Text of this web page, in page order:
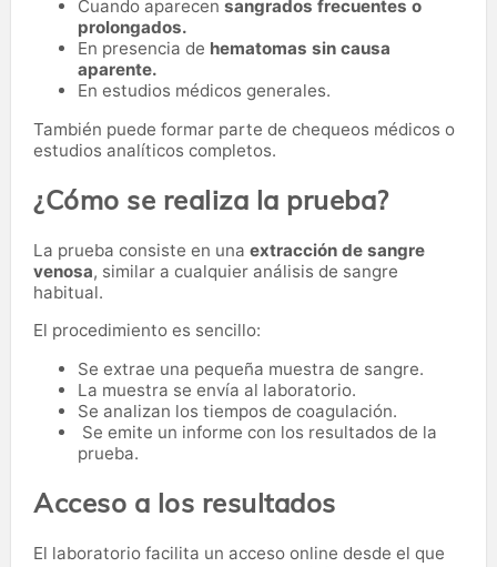
Cuando aparecen sangrados frecuentes o
prolongados.
En presencia de hematomas sin causa
aparente.
En estudios médicos generales.
También puede formar parte de chequeos médicos o
estudios analíticos completos.
¿Cómo se realiza la prueba?
La prueba consiste en una extracción de sangre
venosa, similar a cualquier análisis de sangre
habitual.
El procedimiento es sencillo:
Se extrae una pequeña muestra de sangre.
La muestra se envía al laboratorio.
Se analizan los tiempos de coagulación.
Se emite un informe con los resultados de la
prueba.
Acceso a los resultados
El laboratorio facilita un acceso online desde el que